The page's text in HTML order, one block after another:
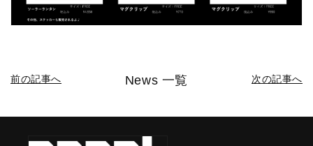
前の記事へ News 一覧 次の記事へ